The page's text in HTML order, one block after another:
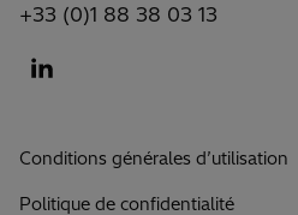
+33 (0)1 88 38 03 13
Conditions générales d’utilisation
Politique de confidentialité